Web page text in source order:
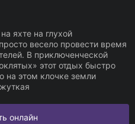
яхте на глухой
весело провести время
В приключенческой
этот отдых быстро
на этом клочке земли
онлайн